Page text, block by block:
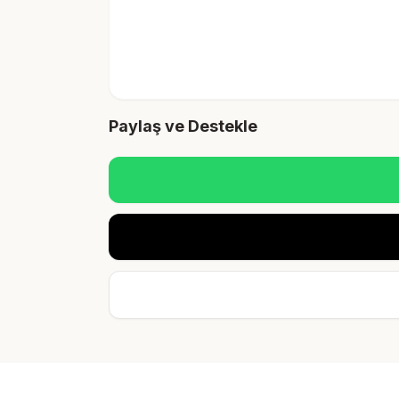
Paylaş ve Destekle